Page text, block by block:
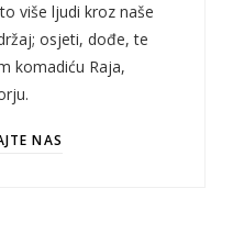
više ljudi kroz naše
osjeti, dođe, te
komadiću Raja,
NAS